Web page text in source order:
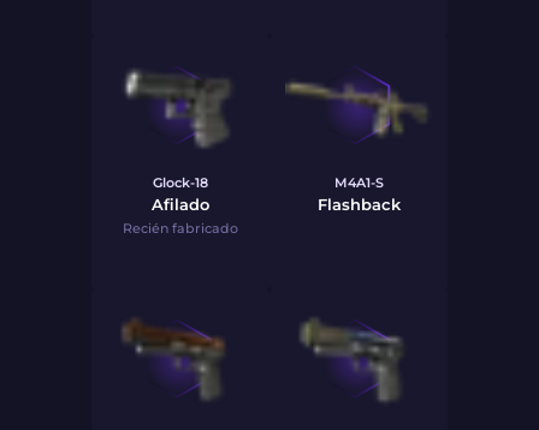
Glock-18
Afilado
Recién fabricado
M4A1-S
Flashback